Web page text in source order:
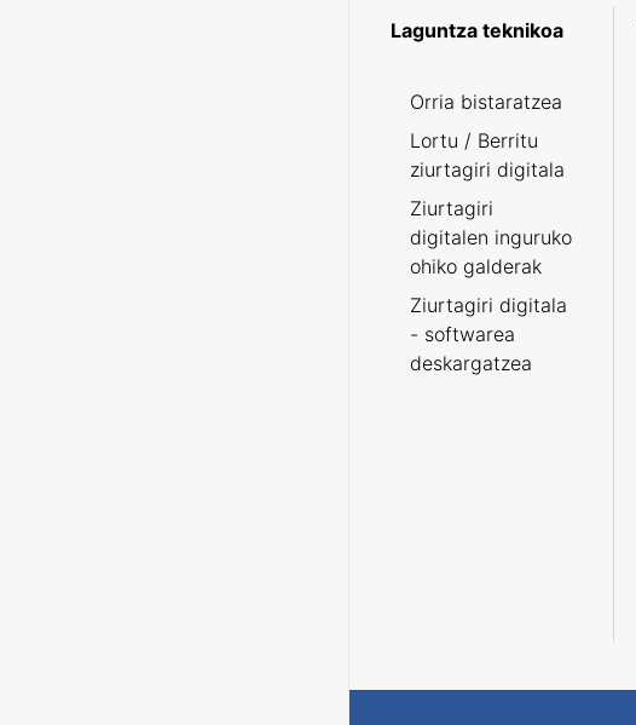
Laguntza teknikoa
Orria bistaratzea
Lortu / Berritu
ziurtagiri digitala
Ziurtagiri
digitalen inguruko
ohiko galderak
Ziurtagiri digitala
- softwarea
deskargatzea